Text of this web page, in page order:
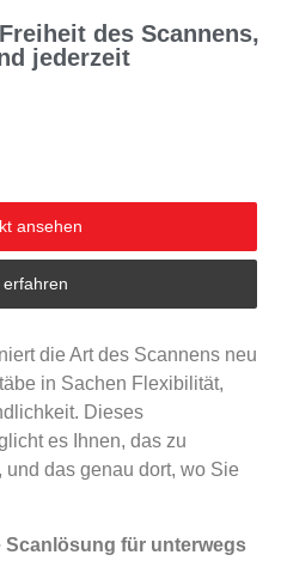
des Scannens,
jederzeit
ansehen
erfahren
die Art des Scannens neu
in Sachen Flexibilität,
Dieses
es Ihnen, das zu
das genau dort, wo Sie
Scanlösung für unterwegs